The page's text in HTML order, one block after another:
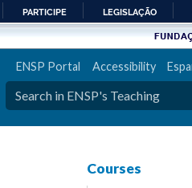
PARTICIPE LEGISLAÇÃO
ENSP Portal Accessibility
Courses